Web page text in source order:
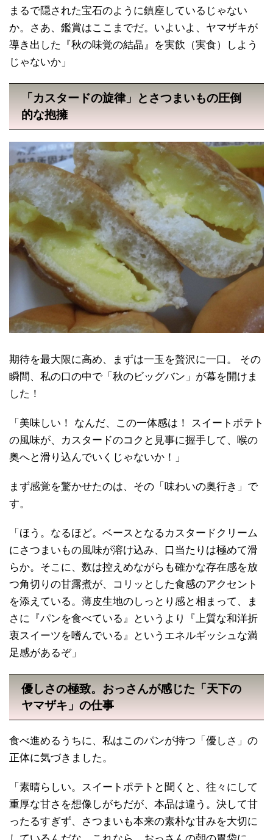
まるで隠された宝石のように鎮座しているじゃない
か。さあ、鑑賞はここまでだ。いよいよ、ヤマザキが
導き出した『秋の味覚の結晶』を実飲（実食）しよう
じゃないか」
「カスタードの旋律」とさつまいもの圧倒
的な抱擁
期待を最大限に高め、まずは一玉を贅沢に一口。 その
瞬間、私の口の中で「秋のビッグバン」が幕を開けま
した！
「美味しい！ なんだ、この一体感は！ スイートポテト
の風味が、カスタードのコクと見事に握手して、喉の
奥へと滑り込んでいくじゃないか！」
まず感覚を驚かせたのは、その「味わいの奥行き」で
す。
「ほう。なるほど。ベースとなるカスタードクリーム
にさつまいもの風味が溶け込み、口当たりは極めて滑
らか。そこに、数は控えめながらも確かな存在感を放
つ角切りの甘露煮が、コリッとした食感のアクセント
を添えている。薄皮生地のしっとり感と相まって、ま
さに『パンを食べている』というより『上質な和洋折
衷スイーツを嗜んでいる』というエネルギッシュな満
足感があるぞ」
優しさの極致。おっさんが感じた「天下の
ヤマザキ」の仕事
食べ進めるうちに、私はこのパンが持つ「優しさ」の
正体に気づきました。
「素晴らしい。スイートポテトと聞くと、往々にして
重厚な甘さを想像しがちだが、本品は違う。決して甘
ったるすぎず、さつまいも本来の素朴な甘みを大切に